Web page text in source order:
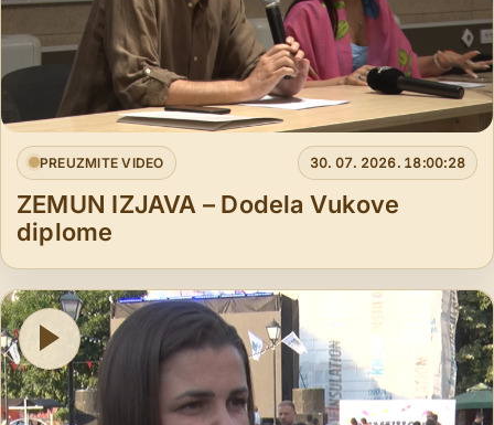
PREUZMITE VIDEO 30. 07. 2026. 18:00:28
ZEMUN IZJAVA – Dodela Vukove
diplome